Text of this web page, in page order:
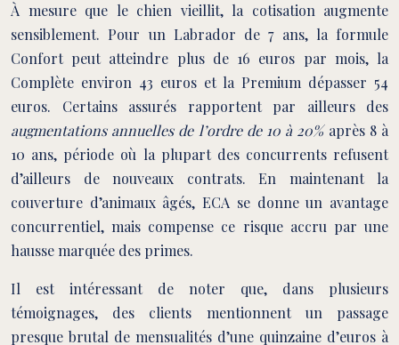
À mesure que le chien vieillit, la cotisation augmente
sensiblement. Pour un Labrador de 7 ans, la formule
Confort peut atteindre plus de 16 euros par mois, la
Complète environ 43 euros et la Premium dépasser 54
euros. Certains assurés rapportent par ailleurs des
augmentations annuelles de l’ordre de 10 à 20%après 8 à
10 ans, période où la plupart des concurrents refusent
d’ailleurs de nouveaux contrats. En maintenant la
couverture d’animaux âgés, ECA se donne un avantage
concurrentiel, mais compense ce risque accru par une
hausse marquée des primes.
Il est intéressant de noter que, dans plusieurs
témoignages, des clients mentionnent un passage
presque brutal de mensualités d’une quinzaine d’euros à